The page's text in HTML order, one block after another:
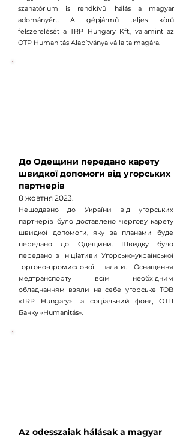
szanatórium is rendkívül hálás a magyar
adományért. A gépjármű teljes körű
felszerelését a TRP Hungary Kft., valamint az
OTP Humanitás Alapítványa vállalta magára.
До Одещини передано карету
швидкої допомоги від угорських
партнерів
8 жовтня 2023.
Нещодавно до України від угорських
партнерів було доставлено чергову карету
швидкої допомоги, яку за планами буде
передано до Одещини. Швидку було
передано з ініціативи Угорсько-української
торгово-промислової палати. Оснащення
медтранспорту всім необхідним
обладнанням взяли на себе угорське ТОВ
«TRP Hungary» та соціальний фонд ОТП
Банку «Humanitás».
Az odesszaiak hálásak a magyar